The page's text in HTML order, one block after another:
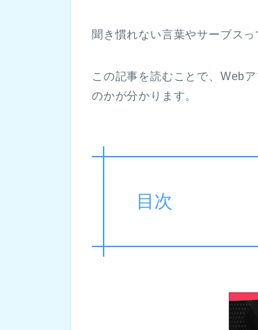
聞き慣れない言葉やサーブス
この記事を読むことで、Web
のかが分かります。
目次